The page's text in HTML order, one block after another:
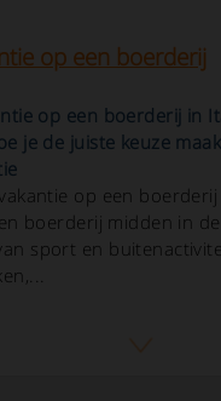
op een boerderij
op een boerderij in
je de juiste keuze
op een
boerderij midden in
sport en